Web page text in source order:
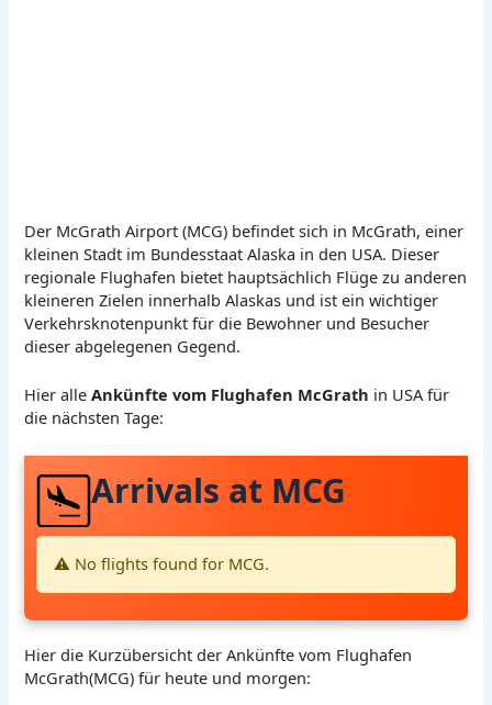
Der McGrath Airport (MCG) befindet sich in McGrath, einer
kleinen Stadt im Bundesstaat Alaska in den USA. Dieser
regionale Flughafen bietet hauptsächlich Flüge zu anderen
kleineren Zielen innerhalb Alaskas und ist ein wichtiger
Verkehrsknotenpunkt für die Bewohner und Besucher
dieser abgelegenen Gegend.
Hier alleAnkünfte vom Flughafen McGrath in USA für
die nächsten Tage:
Arrivals at MCG
⚠️ No flights found for MCG.
Hier die Kurzübersicht der Ankünfte vom Flughafen
McGrath(MCG) für heute und morgen: